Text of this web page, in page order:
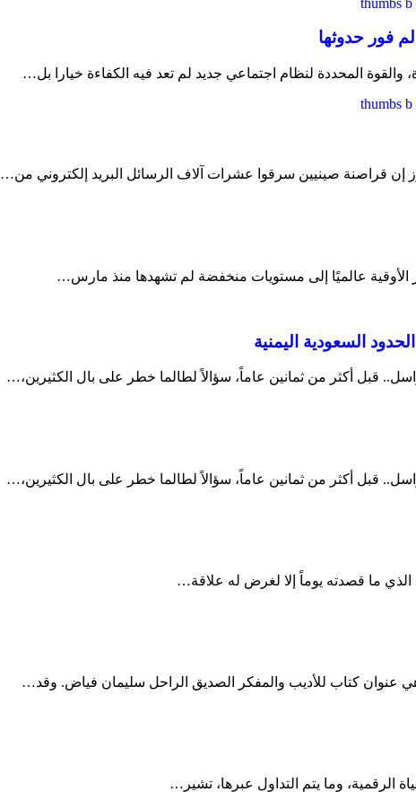
فور حدوثها
والقوة المحددة لنظام اجتماعي جديد لم تعد فيه الكفاءة خيارا بل…
قراصنة صينيين سرقوا عشرات آلاف الرسائل البريد إلكتروني من…
عالميًا إلى مستويات منخفضة لم تشهدها منذ مارس…
السعودية اليمنية
قبل أكثر من ثمانين عاماً، سؤالاً لطالما خطر على بال الكثيرين،…
قبل أكثر من ثمانين عاماً، سؤالاً لطالما خطر على بال الكثيرين،…
الذي ما قصدته يوماً إلا لغرض له علاقة…
عنوان كتاب للأديب والمفكر الصديق الراحل سليمان فياض. وقد…
الرقمية، وما يتم التداول عبرها، تشير…